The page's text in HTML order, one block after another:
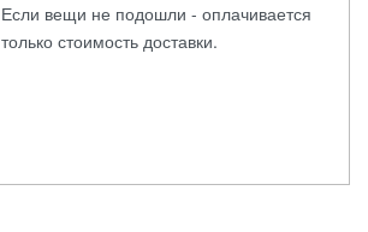
Если вещи не подошли - оплачивается
только стоимость доставки.